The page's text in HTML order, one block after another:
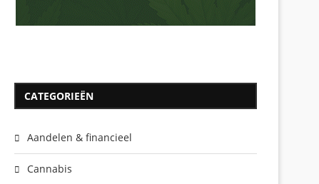
CATEGORIEËN
Aandelen & financieel
Cannabis